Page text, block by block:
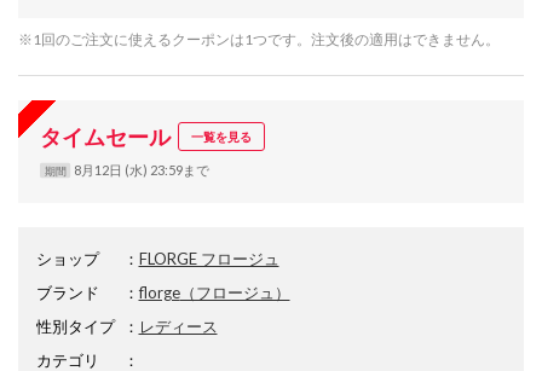
※1回のご注文に使えるクーポンは1つです。注文後の適用はできません。
タイムセール 一覧を見る
期間 8月12日 (水) 23:59まで
ショップ ： FLORGE フロージュ
ブランド
：florge（フロージュ）
性別タイプ
： レディース
カテゴリ
：